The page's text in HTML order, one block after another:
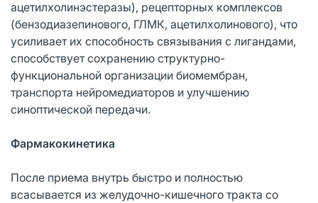
ацетилхолинэстеразы), рецепторных комплексов
(бензодиазепинового, ГЛМК, ацетилхолинового), что
усиливает их способность связывания с лигандами,
способствует сохранению структурно-
функциональной организации биомембран,
транспорта нейромедиаторов и улучшению
синоптической передачи.
Фармакокинетика
После приема внутрь быстро и полностью
всасывается из желудочно-кишечного тракта со